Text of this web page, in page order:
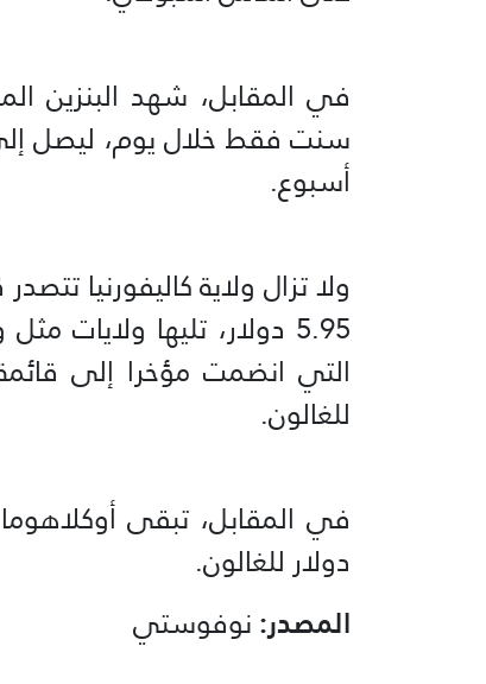
أسبوع.
ولا تزال ولاية كاليفورنيا
5.95 دولار، تليها
للغالون.
دولار للغالون.
المصدر:نوفوستي